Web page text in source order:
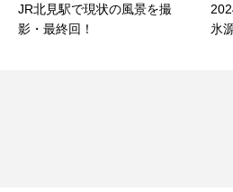
JR北見駅で現状の風景を撮
影・最終回！
氷